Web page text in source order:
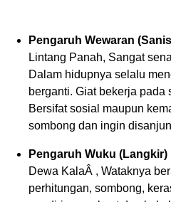
Pengaruh Wewaran
Lintang Panah, Sangat
Dalam hidupnya selalu
berganti. Giat bekerja pada
Bersifat sosial maupun
sombong dan ingin
Pengaruh Wuku (Langkir)
Dewa KalaÂ , Wataknya
perhitungan, sombong,